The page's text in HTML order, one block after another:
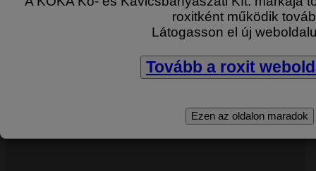
roxitként működik
Látogasson el új
Tovább a roxit
Ezen az oldalon maradok